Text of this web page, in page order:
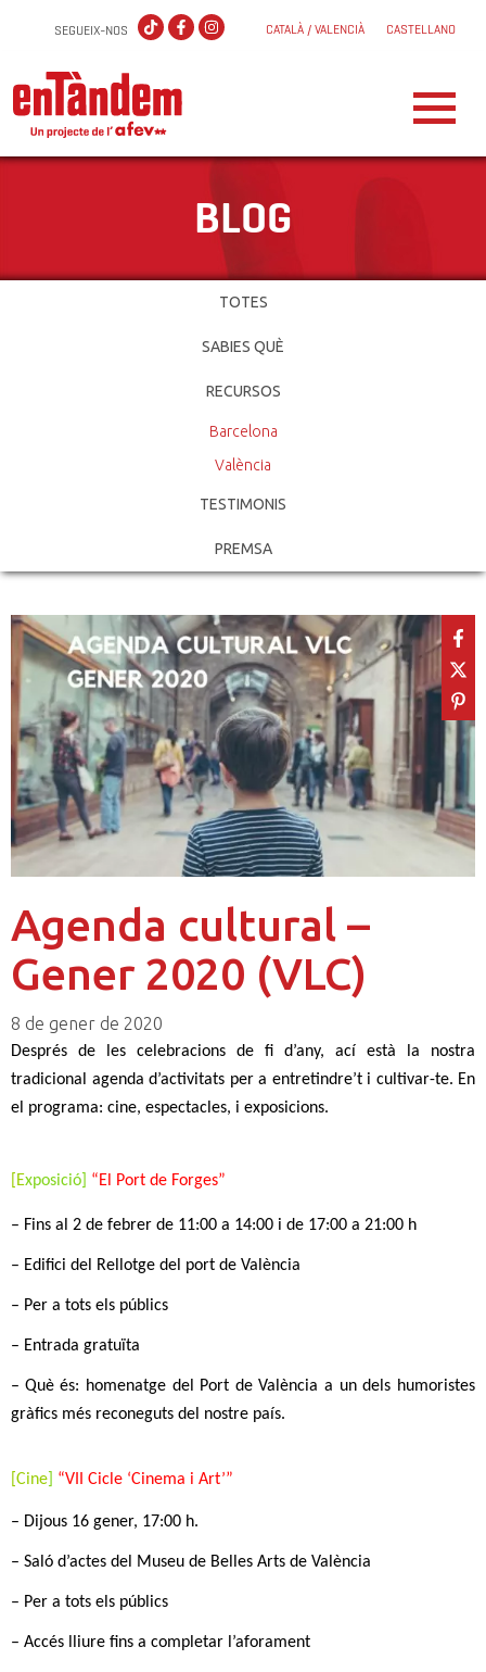
CATALÀ / VALENCIÀ CASTELLANO
SEGUEIX-NOS
BLOG
TOTES
SABIES QUÈ
RECURSOS
Barcelona
València
TESTIMONIS
PREMSA
Agenda cultural –
Gener 2020 (VLC)
8 de gener de 2020
Després de les celebracions de fi d’any, ací està la nostra
tradicional agenda d’activitats per a entretindre’t i cultivar-te. En
el programa: cine, espectacles, i exposicions.
Exposició] “El Port de Forges”
– Fins al 2 de febrer de 11:00 a 14:00 i de 17:00 a 21:00 h
– Edifici del Rellotge del port de València
– Per a tots els públics
– Entrada gratuïta
– Què és: homenatge del Port de València a un dels humoristes
gràfics més reconeguts del nostre país.
Cine “VII Cicle ‘Cinema i Art’”
– Dijous 16 gener, 17:00 h.
– Saló d’actes del Museu de Belles Arts de València
– Per a tots els públics
– Accés lliure fins a completar l’aforament